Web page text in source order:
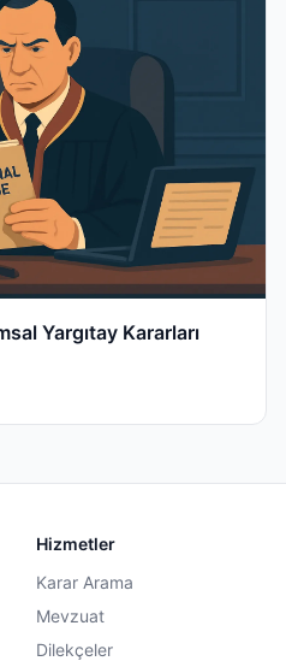
Yargıtay Kararları
Hizmetler
Karar Arama
Mevzuat
Dilekçeler